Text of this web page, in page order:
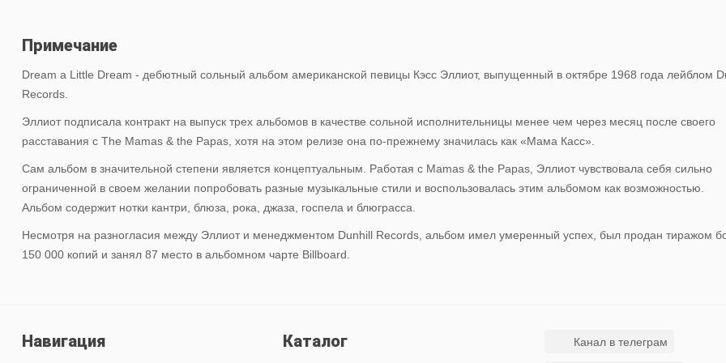
Примечание
Dream a Little Dream - дебютный сольный альбом американской певицы Кэсс Эллиот, выпущенный в октябре 1968 года лейблом
Records.
Эллиот подписала контракт на выпуск трех альбомов в качестве сольной исполнительницы менее чем через месяц после своего
расставания с The Mamas & the Papas, хотя на этом релизе она по-прежнему значилась как «Мама Касс».
Сам альбом в значительной степени является концептуальным. Работая с Mamas & the Papas, Эллиот чувствовала себя сильно
ограниченной в своем желании попробовать разные музыкальные стили и воспользовалась этим альбомом как возможностью.
Альбом содержит нотки кантри, блюза, рока, джаза, госпела и блюграсса.
Несмотря на разногласия между Эллиот и менеджментом Dunhill Records, альбом имел умеренный успех, был продан тиражом
150 000 копий и занял 87 место в альбомном чарте Billboard.
Навигация Каталог Канал в телеграм